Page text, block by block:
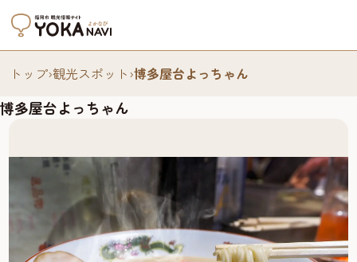
トップ›観光スポット›博多屋台よっちゃん
博多屋台よっちゃん